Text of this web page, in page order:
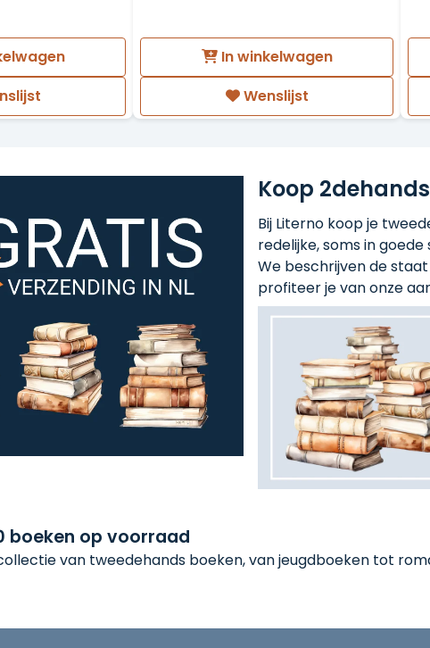
In winkelwagen
Wenslijst
Koop
Bij Literno koop je
redelijke, soms in
We beschrijven de
profiteer je van onze
boeken op voorraad
van tweedehands boeken, van jeugdboeken tot